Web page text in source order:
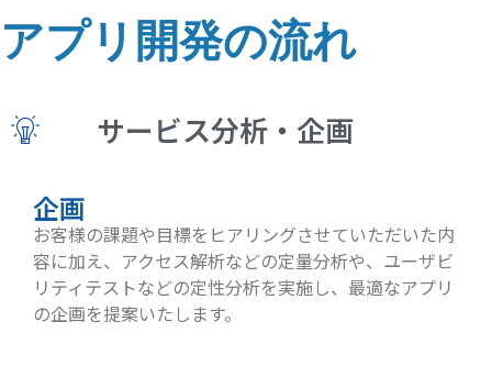
アプリ開発の流れ
サービス分析・企画
企画
お客様の課題や目標をヒアリングさせていただいた内
容に加え、アクセス解析などの定量分析や、ユーザビ
リティテストなどの定性分析を実施し、最適なアプリ
の企画を提案いたします。